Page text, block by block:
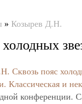
» Козырев Д.Н.
Сквозь пояс
Классическая и
конференции.